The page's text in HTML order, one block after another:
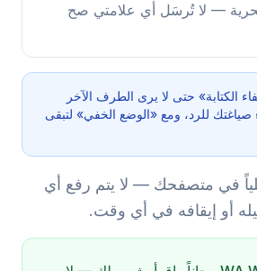
— لا تُرسَل أي علامتي صح
الكتابة» حتى لا يرى الطرف الآخر
للرد، ومع «الوضع الخفي» لتبقى
في متصفحك — لا يتم رفع أي
أو إيقافه في أي وقت.